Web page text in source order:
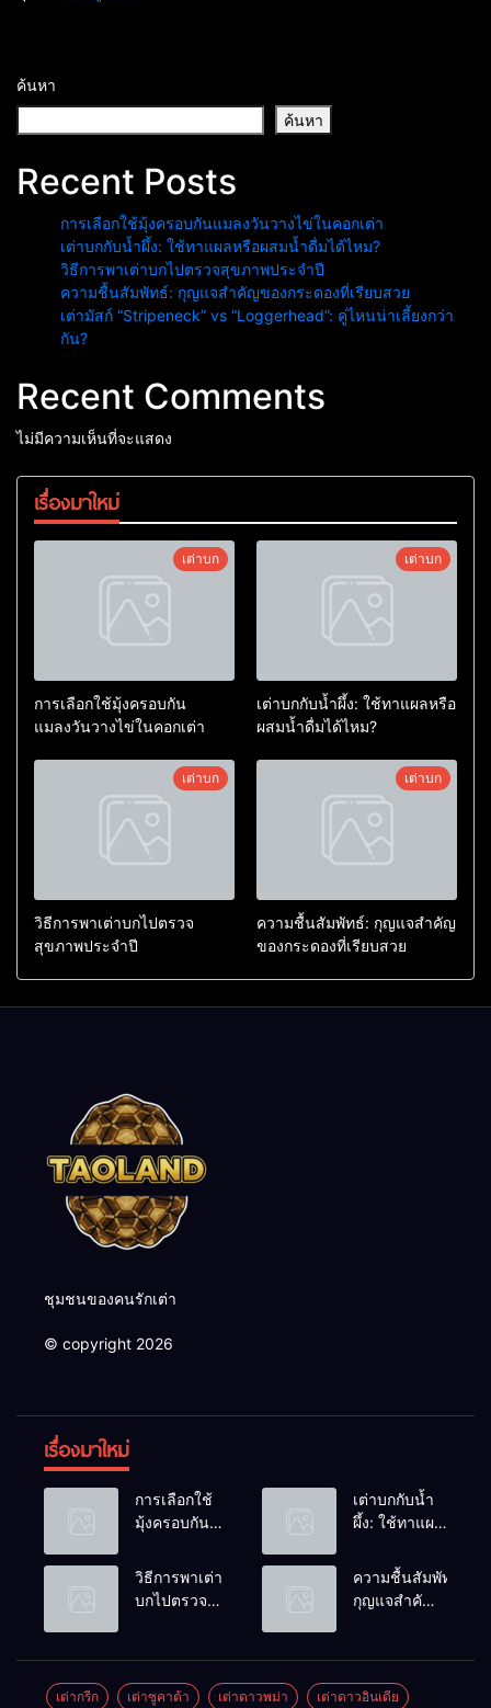
ค้นหา
ค้นหา
Recent Posts
การเลือกใช้มุ้งครอบกันแมลงวันวางไข่ในคอกเต่า
เต่าบกกับน้ำผึ้ง: ใช้ทาแผลหรือผสมน้ำดื่มได้ไหม?
วิธีการพาเต่าบกไปตรวจสุขภาพประจำปี
ความชื้นสัมพัทธ์: กุญแจสำคัญของกระดองที่เรียบสวย
เต่ามัสก์ “Stripeneck” vs “Loggerhead”: คู่ไหนน่าเลี้ยงกว่า
กัน?
Recent Comments
ไม่มีความเห็นที่จะแสดง
เรื่องมาใหม่
เต่าบก
การเลือกใช้มุ้งครอบกัน
แมลงวันวางไข่ในคอกเต่า
เต่าบก
เต่าบกกับน้ำผึ้ง: ใช้ทาแผลหรือ
ผสมน้ำดื่มได้ไหม?
เต่าบก
วิธีการพาเต่าบกไปตรวจ
สุขภาพประจำปี
เต่าบก
ความชื้นสัมพัทธ์: กุญแจสำคัญ
ของกระดองที่เรียบสวย
ชุมชนของคนรักเต่า
© copyright 2026
เรื่องมาใหม่
การเลือกใช้
มุ้งครอบกัน
วางไข่ในคอก
เต่า
เต่าบกกับน้ำ
ผึ้ง: ใช้ทาแผล
ดื่มได้ไหม?
วิธีการพาเต่า
บกไปตรวจ
ความชื้นสัมพัทธ์:
กุญแจสำคัญ
เต่ากรีก เต่าซูคาต้า เต่าดาวพม่า เต่าดาวอินเดีย